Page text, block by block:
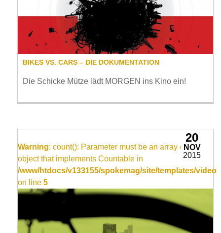
BIKES VS. CARS – DIE DOKUMENTATION
Die Schicke Mütze lädt MORGEN ins Kino ein!
Warning: count(): Parameter must be an array or an
object that implements Countable in
/www/htdocs/v133155/spokemag/site/templates/
on line 5
20
NOV
2015